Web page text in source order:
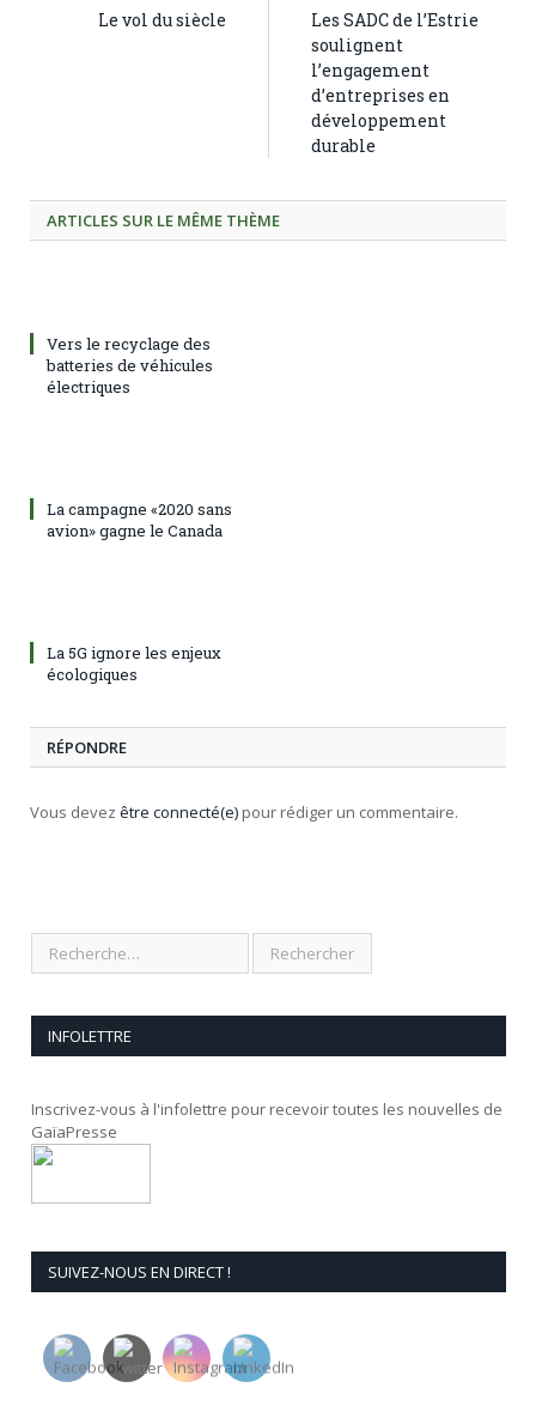
Le vol du siècle
Les SADC de l’Estrie
soulignent
l’engagement
d’entreprises en
développement
durable
ARTICLES SUR LE MÊME THÈME
Vers le recyclage des
batteries de véhicules
électriques
La campagne «2020 sans
avion» gagne le Canada
La 5G ignore les enjeux
écologiques
RÉPONDRE
Vous devez être connecté(e) pour rédiger un commentaire.
INFOLETTRE
Inscrivez-vous à l'infolettre pour recevoir toutes les nouvelles de
GaïaPresse
SUIVEZ-NOUS EN DIRECT !